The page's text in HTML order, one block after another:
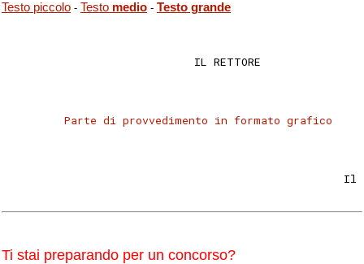
Testo piccolo - Testo medio - Testo grande
                             IL RETTORE
Parte di provvedimento in formato grafico
Ti stai preparando per un concorso?